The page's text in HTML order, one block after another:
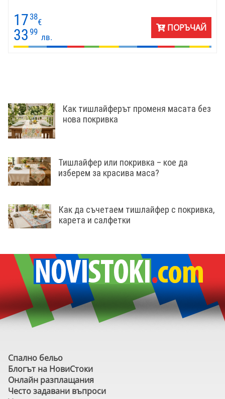
17 38
€
33 99
лв.
ПОРЪЧАЙ
Как тишлайферът променя масата без
нова покривка
Тишлайфер или покривка – кое да
изберем за красива маса?
Как да съчетаем тишлайфер с покривка,
карета и салфетки
Спално бельо
Блогът на НовиСтоки
Онлайн разплащания
Често задавани въпроси